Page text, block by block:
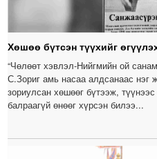
Хөшөө бүтсэн түүхийг
“Чөлөөт хэвлэл-Нийгмийн ой
С.Зориг амь насаа алдсанаас нэг
зориулсан хөшөөг бүтээж,
балраагүй өнөөг хүрсэн билээ...